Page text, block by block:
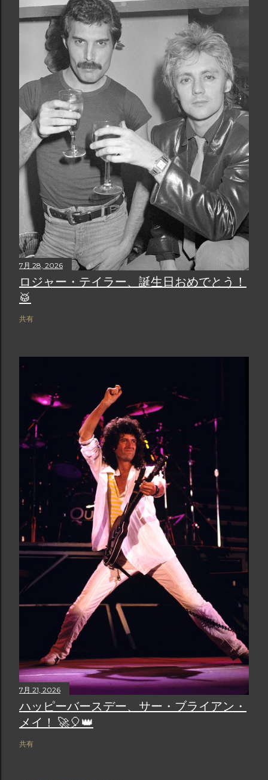
7月 28, 2026
ロジャー・テイラー、誕生日おめでとう！
🥁
共有
7月 21, 2026
ハッピーバースデー、サー・ブライアン・
メイ！ 🚀🎈👑
共有